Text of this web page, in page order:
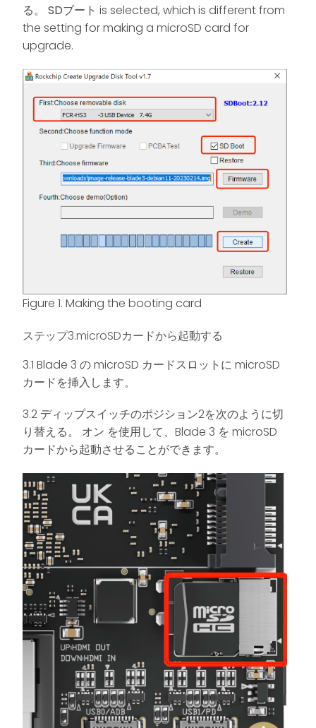
る。 SDブート is selected, which is different from
the setting for making a microSD card for
upgrade.
Figure 1. Making the booting card
ステップ3.microSDカードから起動する
3.1 Blade 3 の microSD カードスロットに microSD
カードを挿入します。
3.2 ディップスイッチのポジション2を次のように切
り替える。 オン を使用して、Blade 3 を microSD
カードから起動させることができます。